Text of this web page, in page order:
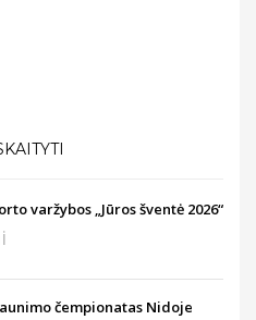
varžybos „Jūros šventė 2026“
čempionatas Nidoje